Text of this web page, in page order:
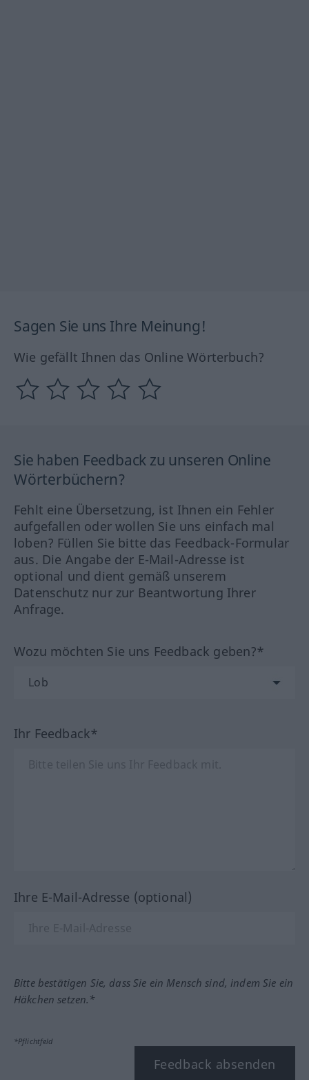
Sagen Sie uns Ihre Meinung!
Wie gefällt Ihnen das Online Wörterbuch?
Sie haben Feedback zu unseren Online
Wörterbüchern?
Fehlt eine Übersetzung, ist Ihnen ein Fehler
aufgefallen oder wollen Sie uns einfach mal
loben? Füllen Sie bitte das Feedback-Formular
aus. Die Angabe der E-Mail-Adresse ist
optional und dient gemäß unserem
Datenschutz nur zur Beantwortung Ihrer
Anfrage.
Wozu möchten Sie uns Feedback geben?*
Ihr Feedback*
Ihre E-Mail-Adresse (optional)
Bitte bestätigen Sie, dass Sie ein Mensch sind, indem Sie ein
Häkchen setzen.*
*Pflichtfeld
Feedback absenden